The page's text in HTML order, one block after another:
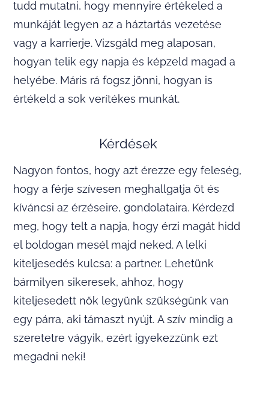
tudd mutatni, hogy mennyire értékeled a
munkáját legyen az a háztartás vezetése
vagy a karrierje. Vizsgáld meg alaposan,
hogyan telik egy napja és képzeld magad a
helyébe. Máris rá fogsz jönni, hogyan is
értékeld a sok verítékes munkát.
Kérdések
Nagyon fontos, hogy azt érezze egy feleség,
hogy a férje szívesen meghallgatja őt és
kíváncsi az érzéseire, gondolataira. Kérdezd
meg, hogy telt a napja, hogy érzi magát hidd
el boldogan mesél majd neked. A lelki
kiteljesedés kulcsa: a partner. Lehetünk
bármilyen sikeresek, ahhoz, hogy
kiteljesedett nők legyünk szükségünk van
egy párra, aki támaszt nyújt. A szív mindig a
szeretetre vágyik, ezért igyekezzünk ezt
megadni neki!